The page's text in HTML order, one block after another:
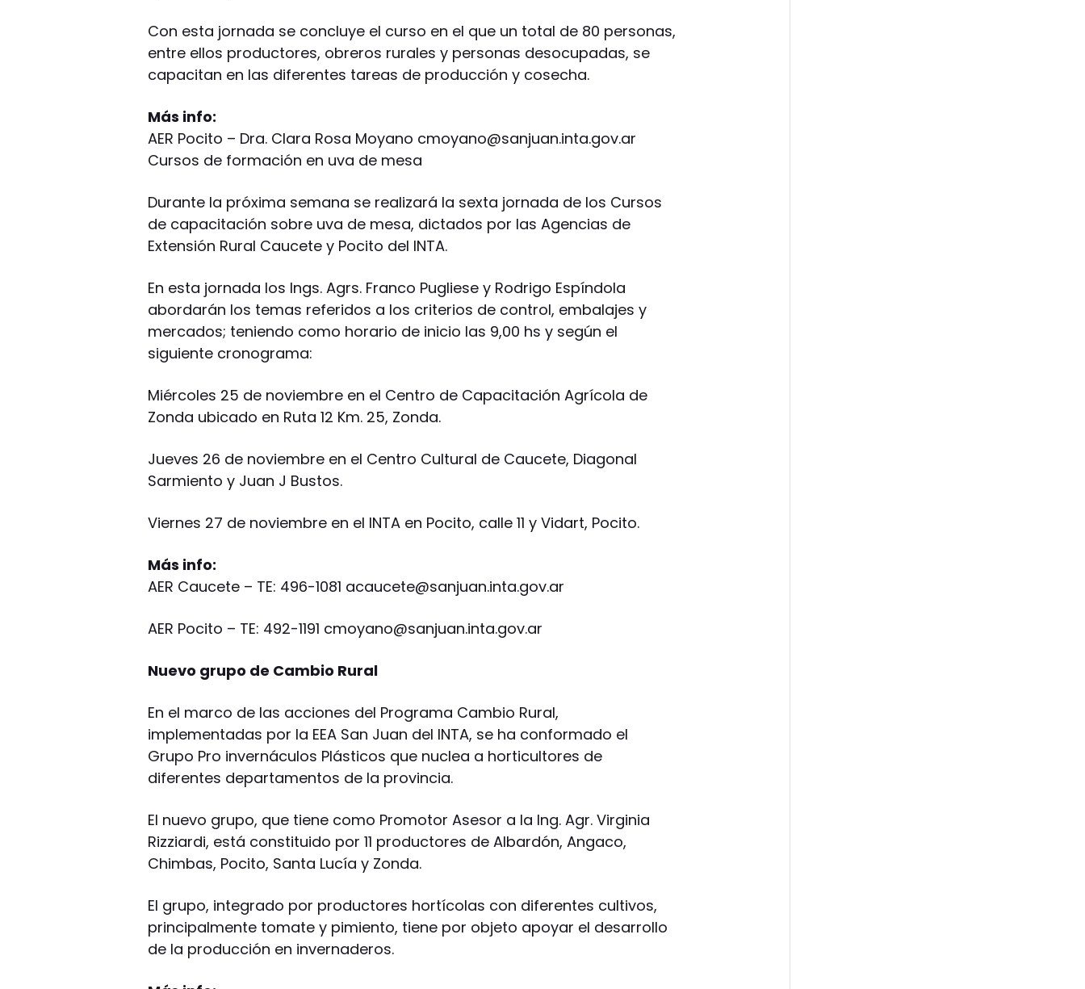
Con esta jornada se concluye el curso en el que un total de 80 personas,
entre ellos productores, obreros rurales y personas desocupadas, se
capacitan en las diferentes tareas de producción y cosecha.
Más info:
AER Pocito – Dra. Clara Rosa Moyano cmoyano@sanjuan.inta.gov.ar
Cursos de formación en uva de mesa
Durante la próxima semana se realizará la sexta jornada de los Cursos
de capacitación sobre uva de mesa, dictados por las Agencias de
Extensión Rural Caucete y Pocito del INTA.
En esta jornada los Ings. Agrs. Franco Pugliese y Rodrigo Espíndola
abordarán los temas referidos a los criterios de control, embalajes y
mercados; teniendo como horario de inicio las 9,00 hs y según el
siguiente cronograma:
Miércoles 25 de noviembre en el Centro de Capacitación Agrícola de
Zonda ubicado en Ruta 12 Km. 25, Zonda.
Jueves 26 de noviembre en el Centro Cultural de Caucete, Diagonal
Sarmiento y Juan J Bustos.
Viernes 27 de noviembre en el INTA en Pocito, calle 11 y Vidart, Pocito.
Más info:
AER Caucete – TE: 496-1081 acaucete@sanjuan.inta.gov.ar
AER Pocito – TE: 492-1191 cmoyano@sanjuan.inta.gov.ar
Nuevo grupo de Cambio Rural
En el marco de las acciones del Programa Cambio Rural,
implementadas por la EEA San Juan del INTA, se ha conformado el
Grupo Pro invernáculos Plásticos que nuclea a horticultores de
diferentes departamentos de la provincia.
El nuevo grupo, que tiene como Promotor Asesor a la Ing. Agr. Virginia
Rizziardi, está constituido por 11 productores de Albardón, Angaco,
Chimbas, Pocito, Santa Lucía y Zonda.
El grupo, integrado por productores hortícolas con diferentes cultivos,
principalmente tomate y pimiento, tiene por objeto apoyar el desarrollo
de la producción en invernaderos.